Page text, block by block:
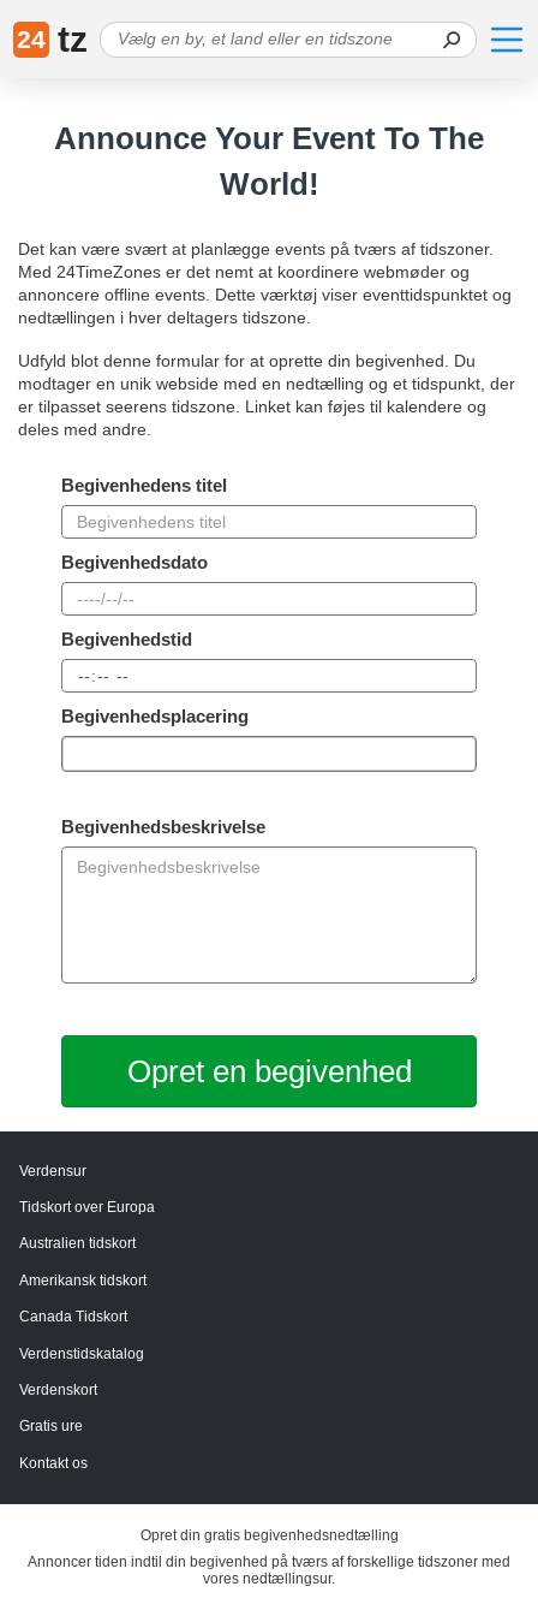
24 tz
Announce Your Event To The
World!
Det kan være svært at planlægge events på tværs af tidszoner.
Med 24TimeZones er det nemt at koordinere webmøder og
annoncere offline events. Dette værktøj viser eventtidspunktet og
nedtællingen i hver deltagers tidszone.
Udfyld blot denne formular for at oprette din begivenhed. Du
modtager en unik webside med en nedtælling og et tidspunkt, der
er tilpasset seerens tidszone. Linket kan føjes til kalendere og
deles med andre.
Begivenhedens titel
Begivenhedsdato
Begivenhedstid
Begivenhedsplacering
Begivenhedsbeskrivelse
Opret en begivenhed
Verdensur
Tidskort over Europa
Australien tidskort
Amerikansk tidskort
Canada Tidskort
Verdenstidskatalog
Verdenskort
Gratis ure
Kontakt os
Opret din gratis begivenhedsnedtælling
Annoncer tiden indtil din begivenhed på tværs af forskellige tidszoner med
vores nedtællingsur.